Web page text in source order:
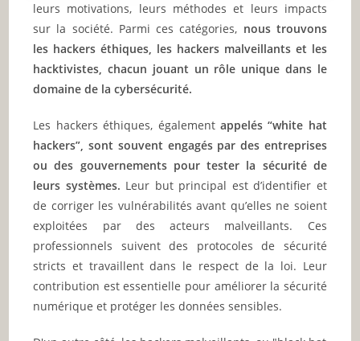
leurs motivations, leurs méthodes et leurs impacts
sur la société. Parmi ces catégories, nous trouvons
les hackers éthiques, les hackers malveillants et les
hacktivistes, chacun jouant un rôle unique dans le
domaine de la cybersécurité.
Les hackers éthiques, également appelés “white hat
hackers”, sont souvent engagés par des entreprises
ou des gouvernements pour tester la sécurité de
leurs systèmes. Leur but principal est d’identifier et
de corriger les vulnérabilités avant qu’elles ne soient
exploitées par des acteurs malveillants. Ces
professionnels suivent des protocoles de sécurité
stricts et travaillent dans le respect de la loi. Leur
contribution est essentielle pour améliorer la sécurité
numérique et protéger les données sensibles.